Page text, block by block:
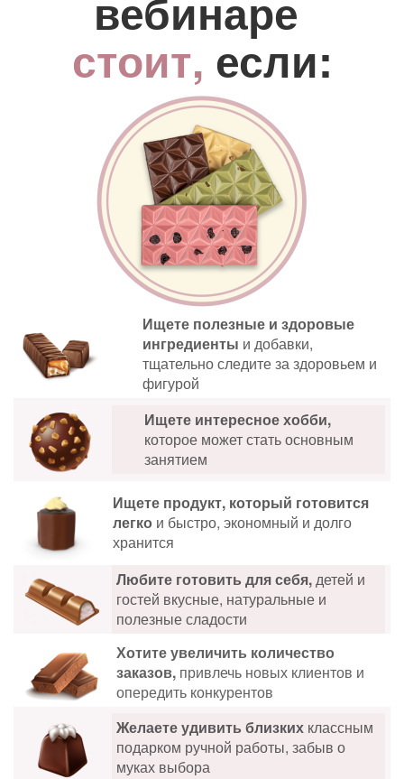
стоит, если:
Ищете полезные и здоровые
ингредиенты и добавки,
тщательно следите за здоровьем и
фигурой
Ищете интересное хобби,
которое может стать основным
занятием
Ищете продукт, который готовится
легко и быстро, экономный и долго
хранится
Любите готовить для себя,детей и
гостей вкусные, натуральные и
полезные сладости
Хотите увеличить количество
заказов, привлечь новых клиентов и
опередить конкурентов
Желаете удивить близких классным
подарком ручной работы, забыв о
муках выбора